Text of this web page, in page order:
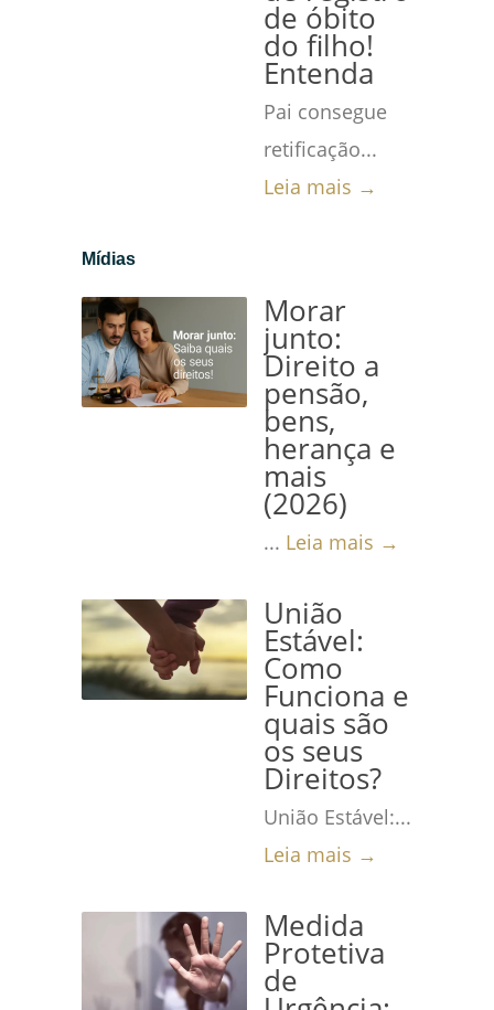
de óbito
do filho!
Entenda
Pai consegue
retificação...
Leia mais →
Mídias
Morar
junto:
Direito a
pensão,
bens,
herança e
mais
(2026)
... Leia mais →
União
Estável:
Como
Funciona e
quais são
os seus
Direitos?
União Estável:...
Leia mais →
Medida
Protetiva
de